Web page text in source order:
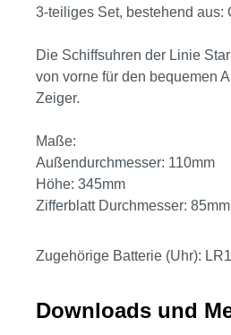
3-teiliges Set, bestehend aus:
Die Schiffsuhren der Linie
von vorne für den bequemen
Zeiger.
Maße:
Außendurchmesser: 110mm
Höhe: 345mm
Zifferblatt Durchmesser: 85mm
Zugehörige Batterie (Uhr):
Downloads und